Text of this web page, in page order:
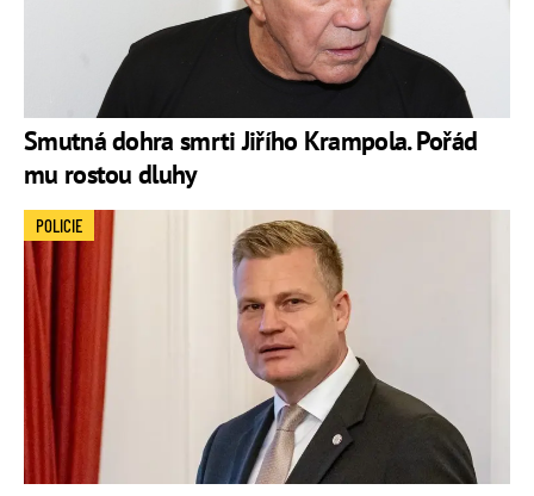
Smutná dohra smrti Jiřího Krampola. Pořád
mu rostou dluhy
POLICIE